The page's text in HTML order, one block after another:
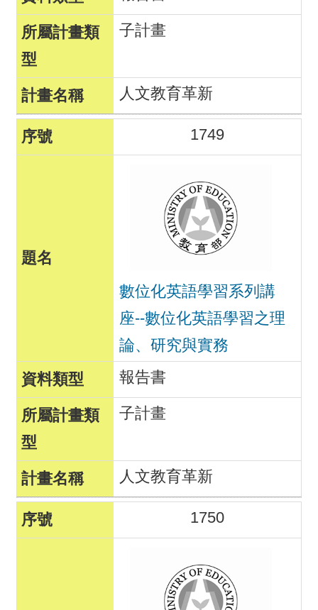
子計畫
人文教育革新
1749
數位化英語學習系列講
座--數位化英語學習之理
論、研究與實務
報告書
子計畫
人文教育革新
1750